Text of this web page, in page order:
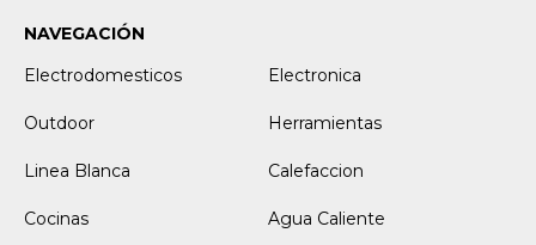
NAVEGACIÓN
Electrodomesticos
Electronica
Outdoor Herramientas
Linea Blanca Calefaccion
Cocinas Agua Caliente